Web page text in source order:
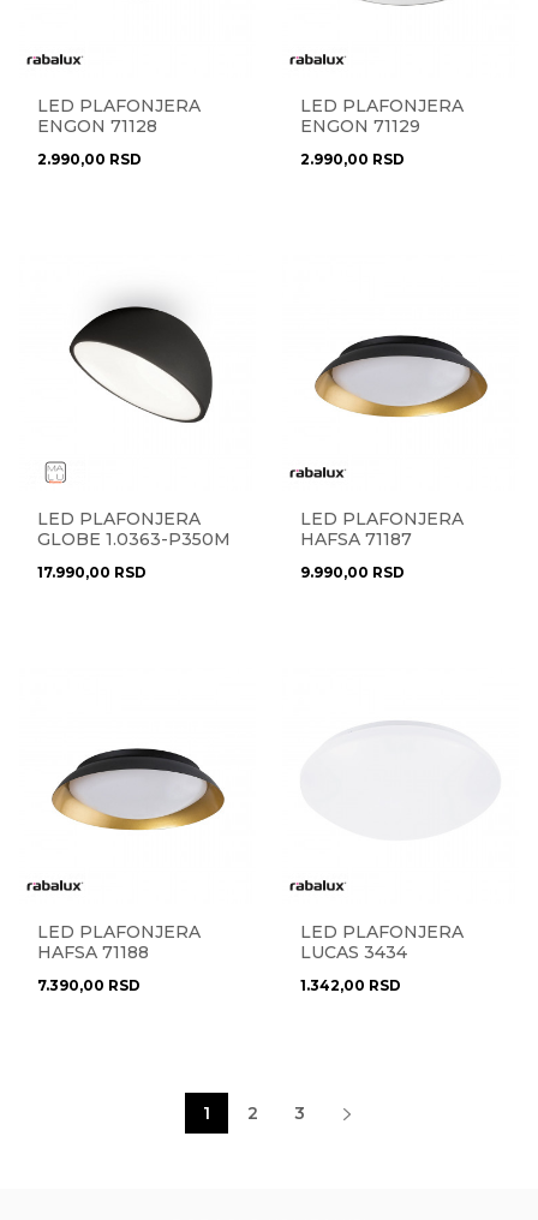
LED PLAFONJERA
ENGON 71128
2.990,00 RSD
LED PLAFONJERA
ENGON 71129
2.990,00 RSD
LED PLAFONJERA
GLOBE 1.0363-P350M
17.990,00 RSD
LED PLAFONJERA
HAFSA 71187
9.990,00 RSD
LED PLAFONJERA
HAFSA 71188
7.390,00 RSD
LED PLAFONJERA
LUCAS 3434
1.342,00 RSD
1 2 3